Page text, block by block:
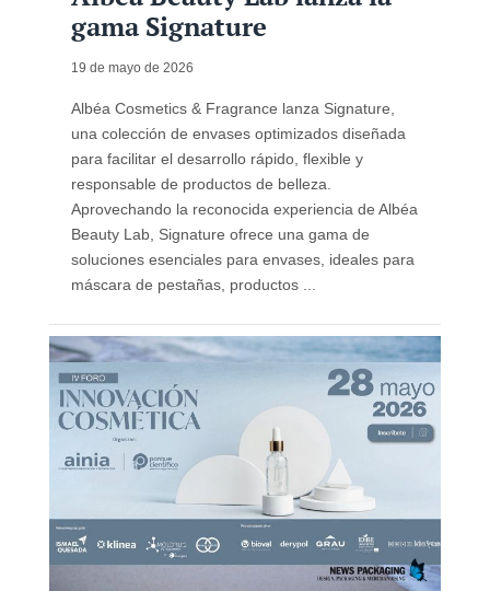
gama Signature
19 de mayo de 2026
Albéa Cosmetics & Fragrance lanza Signature,
una colección de envases optimizados diseñada
para facilitar el desarrollo rápido, flexible y
responsable de productos de belleza.
Aprovechando la reconocida experiencia de Albéa
Beauty Lab, Signature ofrece una gama de
soluciones esenciales para envases, ideales para
máscara de pestañas, productos ...